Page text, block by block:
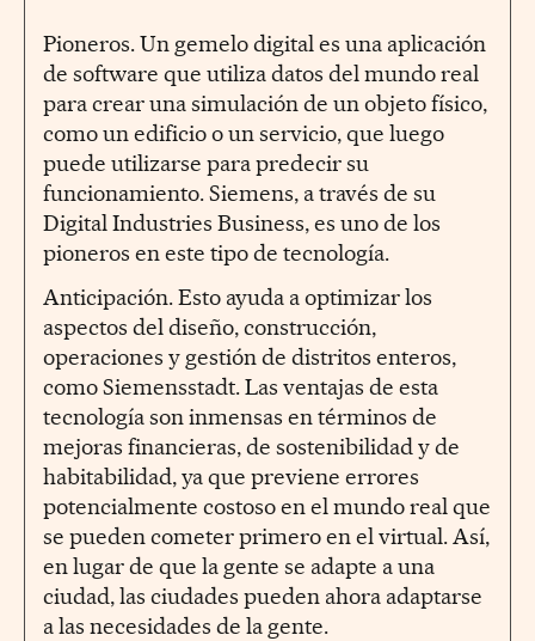
Pioneros. Un gemelo digital es una aplicación
de software que utiliza datos del mundo real
para crear una simulación de un objeto físico,
como un edificio o un servicio, que luego
puede utilizarse para predecir su
funcionamiento. Siemens, a través de su
Digital Industries Business, es uno de los
pioneros en este tipo de tecnología.
Anticipación. Esto ayuda a optimizar los
aspectos del diseño, construcción,
operaciones y gestión de distritos enteros,
como Siemensstadt. Las ventajas de esta
tecnología son inmensas en términos de
mejoras financieras, de sostenibilidad y de
habitabilidad, ya que previene errores
potencialmente costoso en el mundo real que
se pueden cometer primero en el virtual. Así,
en lugar de que la gente se adapte a una
ciudad, las ciudades pueden ahora adaptarse
a las necesidades de la gente.